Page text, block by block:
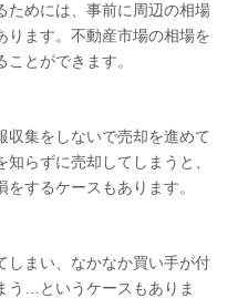
ためには、事前に周辺の相場
ります。不動産市場の相場を
とができます。
収集をしないで売却を進めて
らずに売却してしまうと、
するケースもあります。
しまい、なかなか買い手が付
う…というケースもありま